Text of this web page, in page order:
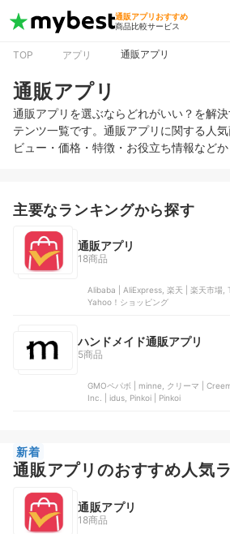
通販アプリおすすめ
商品比較サービス
TOP アプリ 通販アプリ
通販アプリ
通販アプリを選ぶならどれがいい？を解
テンツ一覧です。通販アプリに関する人
ビュー・価格・特徴・お役立ち情報などか
主要なランキングから探す
通販アプリ
18商品
Alibaba | AliExpress, 楽天 | 楽天市場,
Yahoo！ショッピング
ハンドメイド通販アプリ
5商品
GMOペパボ | minne, クリーマ |
Inc. | idus, Pinkoi | Pinkoi
新着
通販アプリのおすすめ人気
通販アプリ
18商品